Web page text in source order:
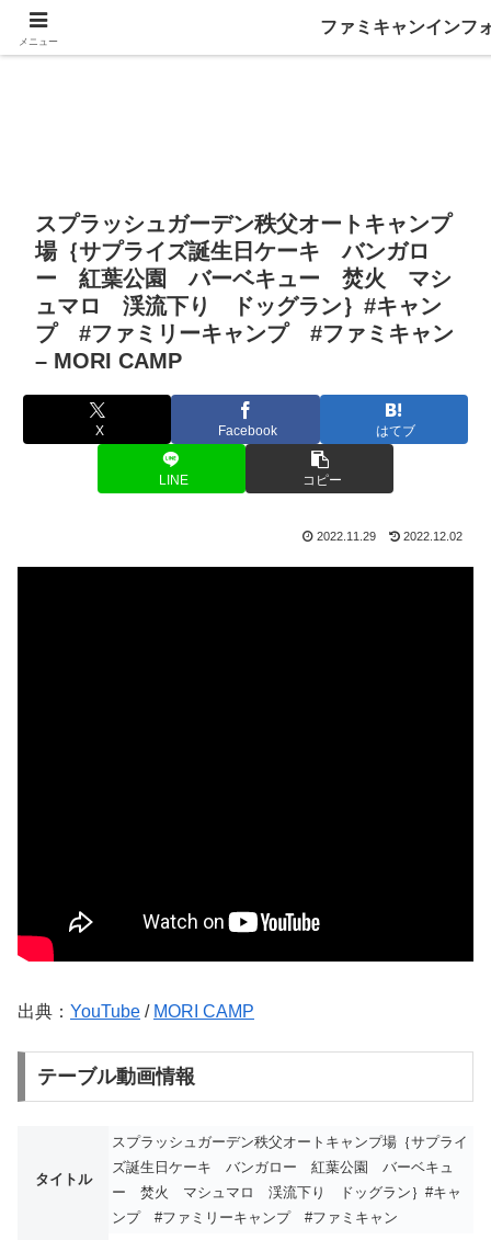
スプラッシュガーデン秩父オートキャンプ
場｛サプライズ誕生日ケーキ バンガロ
ー 紅葉公園 バーベキュー 焚火 マシ
ュマロ 渓流下り ドッグラン｝#キャン
プ #ファミリーキャンプ #ファミキャン
– MORI CAMP
X Facebook はてブ
LINE コピー
2022.11.29 2022.12.02
出典： YouTube / MORI CAMP
テーブル動画情報
タイトル
スプラッシュガーデン秩父オートキャンプ場｛サプライ
ズ誕生日ケーキ バンガロー 紅葉公園 バーベキュ
ー 焚火 マシュマロ 渓流下り ドッグラン｝#キャ
ンプ #ファミリーキャンプ #ファミキャン
メニュー
ファミキャンインフ